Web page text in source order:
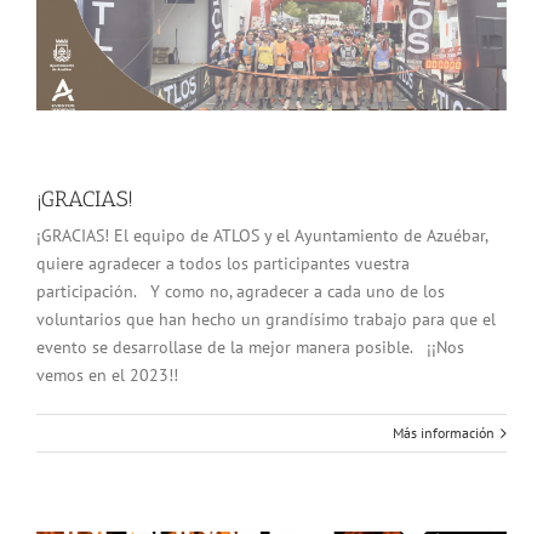
¡GRACIAS!
¡GRACIAS! El equipo de ATLOS y el Ayuntamiento de Azuébar,
quiere agradecer a todos los participantes vuestra
participación. Y como no, agradecer a cada uno de los
voluntarios que han hecho un grandísimo trabajo para que el
evento se desarrollase de la mejor manera posible. ¡¡Nos
vemos en el 2023!!
Más información